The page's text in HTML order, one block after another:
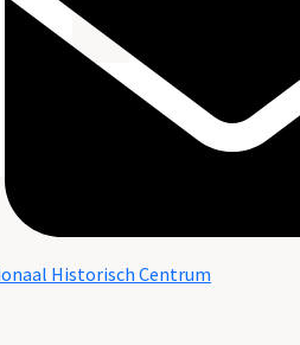
Historisch Centrum